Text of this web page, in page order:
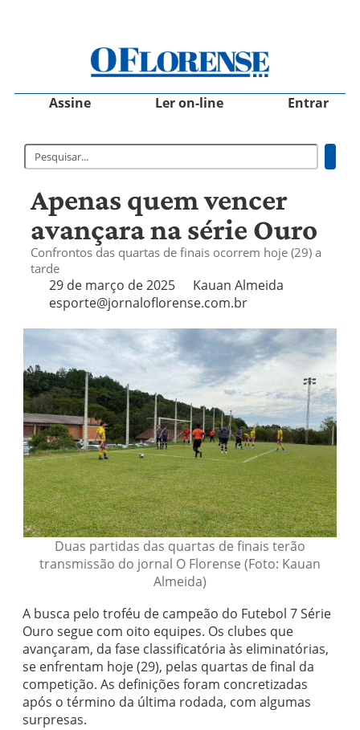
Assine Ler on-line Entrar
Apenas quem vencer
avançara na série Ouro
Confrontos das quartas de finais ocorrem hoje (29) a
tarde
29 de março de 2025
Kauan Almeida
esporte@jornaloflorense.com.br
Duas partidas das quartas de finais terão
transmissão do jornal O Florense (Foto: Kauan
Almeida)
A busca pelo troféu de campeão do Futebol 7 Série
Ouro segue com oito equipes. Os clubes que
avançaram, da fase classificatória às eliminatórias,
se enfrentam hoje (29), pelas quartas de final da
competição. As definições foram concretizadas
após o término da última rodada, com algumas
surpresas.